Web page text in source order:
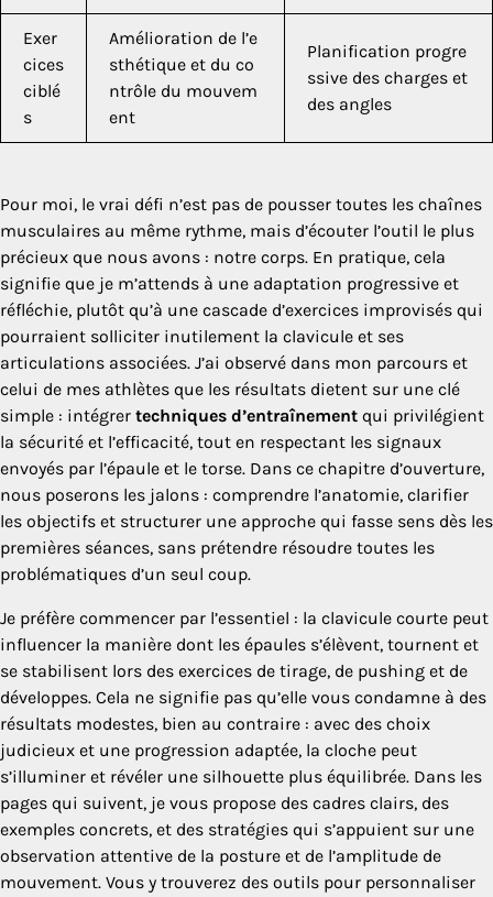
Exer
cices
ciblé
s
Amélioration de l’e
sthétique et du co
ntrôle du mouvem
ent
Planification progre
ssive des charges et
des angles
Pour moi, le vrai défi n’est pas de pousser toutes les chaînes
musculaires au même rythme, mais d’écouter l’outil le plus
précieux que nous avons : notre corps. En pratique, cela
signifie que je m’attends à une adaptation progressive et
réfléchie, plutôt qu’à une cascade d’exercices improvisés qui
pourraient solliciter inutilement la clavicule et ses
articulations associées. J’ai observé dans mon parcours et
celui de mes athlètes que les résultats dietent sur une clé
simple : intégrer techniques d’entraînement qui privilégient
la sécurité et l’efficacité, tout en respectant les signaux
envoyés par l’épaule et le torse. Dans ce chapitre d’ouverture,
nous poserons les jalons : comprendre l’anatomie, clarifier
les objectifs et structurer une approche qui fasse sens dès les
premières séances, sans prétendre résoudre toutes les
problématiques d’un seul coup.
Je préfère commencer par l’essentiel : la clavicule courte peut
influencer la manière dont les épaules s’élèvent, tournent et
se stabilisent lors des exercices de tirage, de pushing et de
développes. Cela ne signifie pas qu’elle vous condamne à des
résultats modestes, bien au contraire : avec des choix
judicieux et une progression adaptée, la cloche peut
s’illuminer et révéler une silhouette plus équilibrée. Dans les
pages qui suivent, je vous propose des cadres clairs, des
exemples concrets, et des stratégies qui s’appuient sur une
observation attentive de la posture et de l’amplitude de
mouvement. Vous y trouverez des outils pour personnaliser